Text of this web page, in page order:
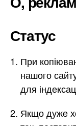
Статус
При
нашого
для
Якщо дуже